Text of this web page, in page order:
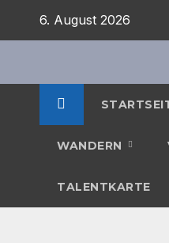
6. August 2026
WANDERN
TALENTKARTE